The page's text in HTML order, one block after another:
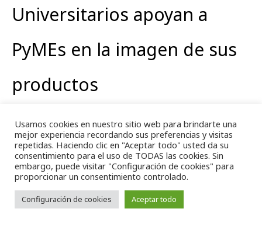
Universitarios apoyan a
PyMEs en la imagen de sus
productos
Conscientes de la importancia que tiene la imagen de
un producto, como un aspecto imprescindible para
avanzar en el proceso de comercialización, el Instituto
Tecnológico y de Estudios Superiores de Occidente
Usamos cookies en nuestro sitio web para brindarte una
mejor experiencia recordando sus preferencias y visitas
repetidas. Haciendo clic en "Aceptar todo" usted da su
consentimiento para el uso de TODAS las cookies. Sin
embargo, puede visitar "Configuración de cookies" para
proporcionar un consentimiento controlado.
Configuración de cookies Aceptar todo